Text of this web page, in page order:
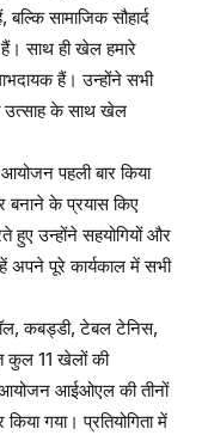
सामाजिक सौहार्द
साथ ही खेल हमारे
हैं। उन्होंने सभी
उत्साह के साथ खेल
पहली बार किया
बनाने के प्रयास किए
उन्होंने सहयोगियों और
अपने पूरे कार्यकाल में सभी
कबड्डी, टेबल टेनिस,
कुल 11 खेलों की
आयोजन आईओएल की तीनों
गया। प्रतियोगिता में